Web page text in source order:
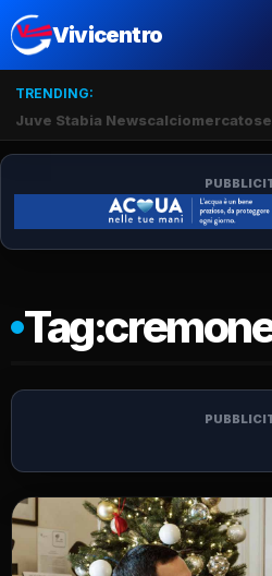
Vivicentro
TRENDING:
Juve Stabia Newscalciomercato
Tag: